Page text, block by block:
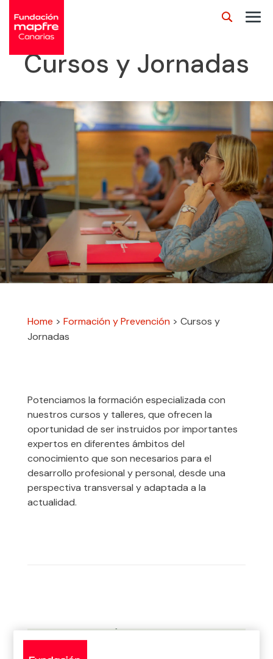
Cursos y Jornadas
Home > Formación y Prevención> Cursos y
Jornadas
Potenciamos la formación especializada con
nuestros cursos y talleres, que ofrecen la
oportunidad de ser instruidos por importantes
expertos en diferentes ámbitos del
conocimiento que son necesarios para el
desarrollo profesional y personal, desde una
perspectiva transversal y adaptada a la
actualidad.